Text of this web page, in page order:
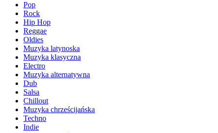
Pop
Rock
Hip Hop
Reggae
Oldies
Muzyka latynoska
Muzyka klasyczna
Electro
Muzyka alternatywna
Dub
Salsa
Chillout
Muzyka chrześcijańska
Techno
Indie